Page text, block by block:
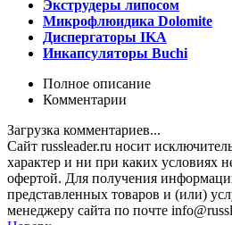
Экструдеры липосом
Микрофлюидика Dolomite
Диспергаторы IKA
Инкапсуляторы Buchi
Полное описание
Комментарии
Загрузка комментариев...
Сайт russleader.ru носит
характер и ни при каких условиях
офертой. Для получения
представленных товаров и (или)
менеджеру сайта по почте